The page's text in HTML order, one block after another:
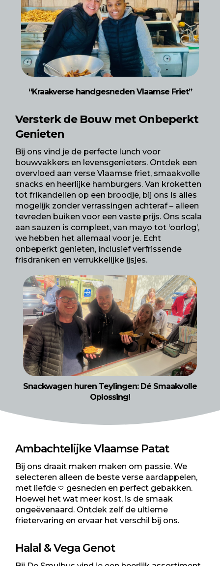
“Kraakverse handgesneden Vlaamse Friet”
Versterk de Bouwmet Onbeperkt
Genieten
Bij ons vind je de perfecte lunch voor
bouwvakkers en levensgenieters. Ontdek een
overvloed aan verse Vlaamse friet, smaakvolle
snacks en heerlijke hamburgers. Van kroketten
tot frikandellen op een broodje, bij ons is alles
mogelijk zonder verrassingen achteraf – alleen
tevreden buiken voor een vaste prijs. Ons scala
aan sauzen is compleet, van mayo tot ‘oorlog’,
we hebben het allemaal voor je. Echt
onbeperkt genieten, inclusief verfrissende
frisdranken en verrukkelijke ijsjes.
Snackwagen huren Teylingen: Dé Smaakvolle
Oplossing!
Ambachtelijke Vlaamse Patat
Bij ons draait maken maken om passie. We
selecteren alleen de beste verse aardappelen,
met liefde
gesneden en perfect gebakken.
Hoewel het wat meer kost, is de smaak
ongeëvenaard. Ontdek zelf de ultieme
frietervaring en ervaar het verschil bij ons.
Halal & Vega Genot